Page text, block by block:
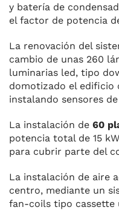
y batería de
el factor de potencia
La renovación del
cambio de unas 260
luminarias led, tipo
domotizado el edificio
instalando sensores
La instalación de 60
potencia total de 15
para cubrir parte del
La instalación de aire
centro, mediante un
fan-coils tipo cassette